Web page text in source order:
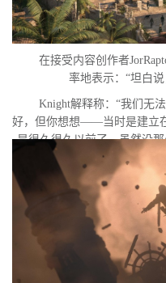
在接受内容创作者
率地表示：“坦白
Knight解释称：“我们无
好，但你想想——当时是建立
是很久很久以前了。虽然没